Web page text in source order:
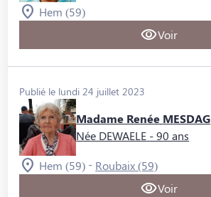
Hem (59)
Voir
Publié le lundi 24 juillet 2023
Madame Renée MESDAG
Née DEWAELE - 90 ans
Hem (59) - Roubaix (59)
Voir